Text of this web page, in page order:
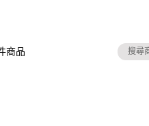
商品